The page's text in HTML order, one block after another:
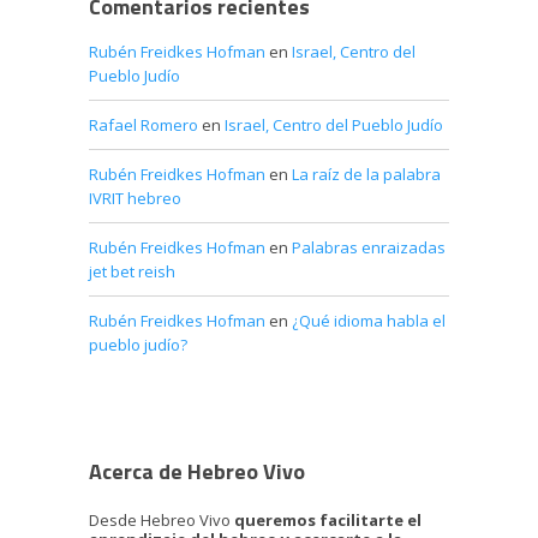
Comentarios recientes
Rubén Freidkes Hofman en Israel, Centro del
Pueblo Judío
Rafael Romero en Israel, Centro del Pueblo Judío
Rubén Freidkes Hofman en La raíz de la palabra
IVRIT hebreo
Rubén Freidkes Hofman en Palabras enraizadas
jet bet reish
Rubén Freidkes Hofman en ¿Qué idioma habla el
pueblo judío?
Acerca de Hebreo Vivo
Desde Hebreo Vivo queremos facilitarte el